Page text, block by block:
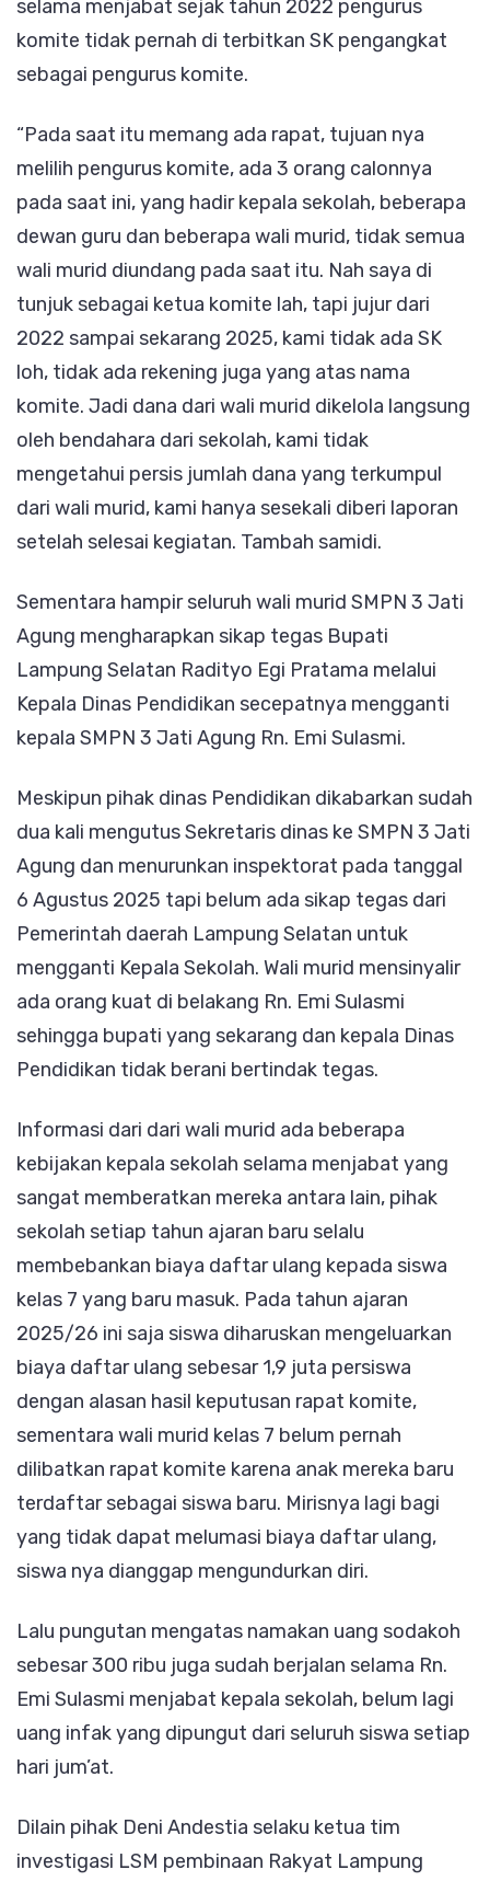
selama menjabat sejak tahun 2022 pengurus
komite tidak pernah di terbitkan SK pengangkat
sebagai pengurus komite.
“Pada saat itu memang ada rapat, tujuan nya
melilih pengurus komite, ada 3 orang calonnya
pada saat ini, yang hadir kepala sekolah, beberapa
dewan guru dan beberapa wali murid, tidak semua
wali murid diundang pada saat itu. Nah saya di
tunjuk sebagai ketua komite lah, tapi jujur dari
2022 sampai sekarang 2025, kami tidak ada SK
loh, tidak ada rekening juga yang atas nama
komite. Jadi dana dari wali murid dikelola langsung
oleh bendahara dari sekolah, kami tidak
mengetahui persis jumlah dana yang terkumpul
dari wali murid, kami hanya sesekali diberi laporan
setelah selesai kegiatan. Tambah samidi.
Sementara hampir seluruh wali murid SMPN 3 Jati
Agung mengharapkan sikap tegas Bupati
Lampung Selatan Radityo Egi Pratama melalui
Kepala Dinas Pendidikan secepatnya mengganti
kepala SMPN 3 Jati Agung Rn. Emi Sulasmi.
Meskipun pihak dinas Pendidikan dikabarkan sudah
dua kali mengutus Sekretaris dinas ke SMPN 3 Jati
Agung dan menurunkan inspektorat pada tanggal
6 Agustus 2025 tapi belum ada sikap tegas dari
Pemerintah daerah Lampung Selatan untuk
mengganti Kepala Sekolah. Wali murid mensinyalir
ada orang kuat di belakang Rn. Emi Sulasmi
sehingga bupati yang sekarang dan kepala Dinas
Pendidikan tidak berani bertindak tegas.
Informasi dari dari wali murid ada beberapa
kebijakan kepala sekolah selama menjabat yang
sangat memberatkan mereka antara lain, pihak
sekolah setiap tahun ajaran baru selalu
membebankan biaya daftar ulang kepada siswa
kelas 7 yang baru masuk. Pada tahun ajaran
2025/26 ini saja siswa diharuskan mengeluarkan
biaya daftar ulang sebesar 1,9 juta persiswa
dengan alasan hasil keputusan rapat komite,
sementara wali murid kelas 7 belum pernah
dilibatkan rapat komite karena anak mereka baru
terdaftar sebagai siswa baru. Mirisnya lagi bagi
yang tidak dapat melumasi biaya daftar ulang,
siswa nya dianggap mengundurkan diri.
Lalu pungutan mengatas namakan uang sodakoh
sebesar 300 ribu juga sudah berjalan selama Rn.
Emi Sulasmi menjabat kepala sekolah, belum lagi
uang infak yang dipungut dari seluruh siswa setiap
hari jum’at.
Dilain pihak Deni Andestia selaku ketua tim
investigasi LSM pembinaan Rakyat Lampung